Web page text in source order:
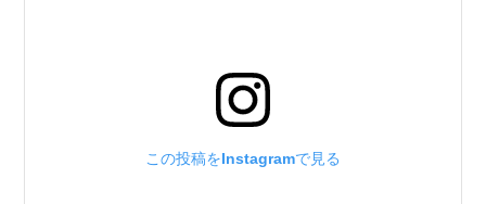
この投稿をInstagramで見る